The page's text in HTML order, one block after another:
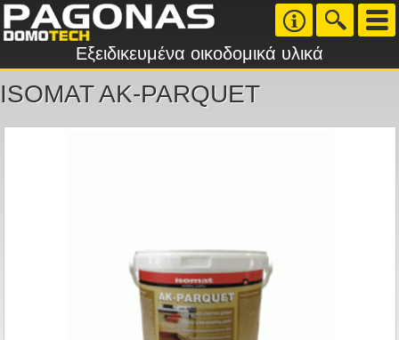
Εξειδικευμένα οικοδομικά υλικά
ISOMAT AK-PARQUET